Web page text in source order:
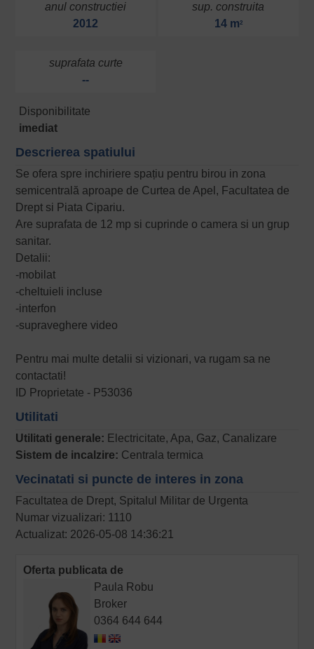
anul constructiei
2012
sup. construita
14 m2
suprafata curte
--
Disponibilitate
imediat
Descrierea spatiului
Se ofera spre inchiriere spațiu pentru birou in zona
semicentrală aproape de Curtea de Apel, Facultatea de
Drept si Piata Cipariu.
Are suprafata de 12 mp si cuprinde o camera si un grup
sanitar.
Detalii:
-mobilat
-cheltuieli incluse
-interfon
-supraveghere video
Pentru mai multe detalii si vizionari, va rugam sa ne
contactati!
ID Proprietate - P53036
Utilitati
Utilitati generale: Electricitate, Apa, Gaz, Canalizare
Sistem de incalzire: Centrala termica
Vecinatati si puncte de interes in zona
Facultatea de Drept, Spitalul Militar de Urgenta
Numar vizualizari: 1110
Actualizat: 2026-05-08 14:36:21
Oferta publicata de
Paula Robu
Broker
0364 644 644